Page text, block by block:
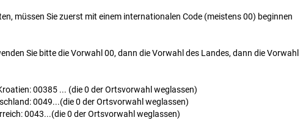
müssen Sie zuerst mit einem internationalen Code (meistens 00) beginnen
Sie bitte die Vorwahl 00, dann die Vorwahl des Landes, dann die Vorwahl
00385 ... (die 0 der Ortsvorwahl weglassen)
0049...(die 0 der Ortsvorwahl weglassen)
0043...(die 0 der Ortsvorwahl weglassen)